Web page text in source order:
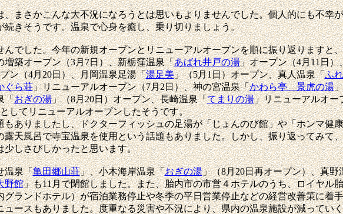
まさかこんな大不況になろうとは思いもよりませんでした。個人的にも不幸
きそうです。温泉で心身を癒し、乗り切りましょう。
でした。今年の新規オープンとリニューアルオープンを順に振り返りますと
増築オープン（3月7日）、新栃窪温泉「あばれ井戸の湯」オープン（4月11日）
ン（4月20日）、月岡温泉足湯「湯足美」（5月1日）オープン、真人温泉「ふ
ぐら荘」リニューアルオープン（7月2日）、神の宮温泉「かわら亭 景虎の湯
「おぎの湯」（8月20日）オープン、長崎温泉「てまりの湯」リニューアルオー
してリニューアルオープンしたそうです。
ありましたし、ドクターフィッシュの足湯が「じょんのび館」や「ホンマ健
天風呂で寺宝温泉を使用という話題もありました。しかし、振り返ってみて
しさびしかったと思います。
温泉「亀田郷山荘」、小木海岸温泉「おぎの湯」（8月20日再オープン）、真野
野館」も11月で閉館しました。また、胎内市の市営４ホテルのうち、ロイヤル
ランドホテル）が宿泊業務停止や冬季の平日営業停止などの経営改善策に着
ースもありました。度重なる災害や不況により、県内の温泉施設が減ってい